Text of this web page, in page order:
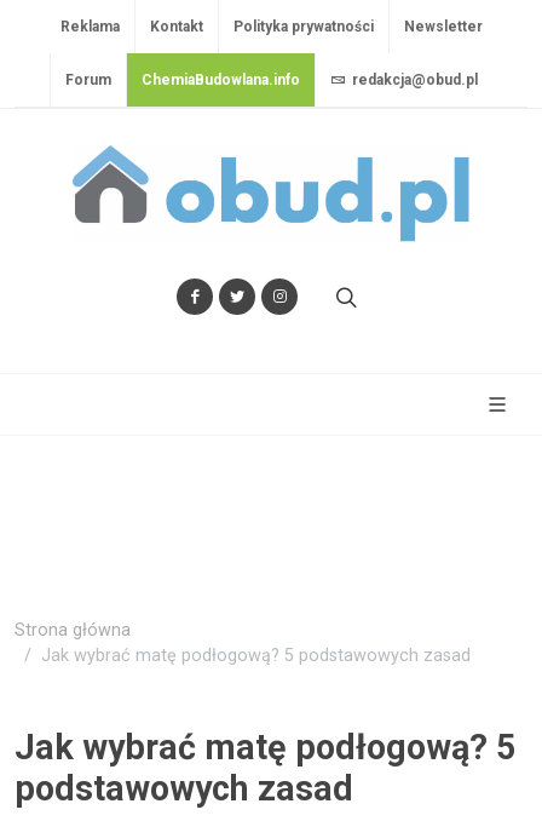
Reklama Kontakt Polityka prywatności Newsletter
Forum ChemiaBudowlana.info redakcja@obud.pl
Strona główna
Jak wybrać matę podłogową? 5 podstawowych zasad
Jak wybrać matę podłogową? 5
podstawowych zasad